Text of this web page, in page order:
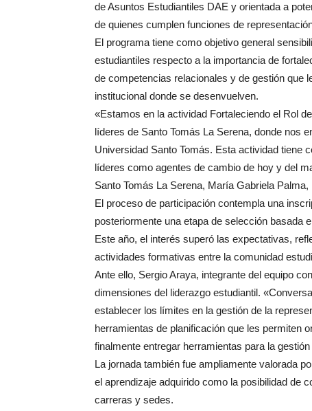
de Asuntos Estudiantiles DAE y orientada a
de quienes cumplen funciones de
El programa tiene como objetivo general
estudiantiles respecto a la importancia de
de competencias relacionales y de gestión que
institucional donde se desenvuelven.
«Estamos en la actividad Fortaleciendo el Rol
líderes de Santo Tomás La Serena, donde nos
Universidad Santo Tomás. Esta actividad tiene
líderes como agentes de cambio de hoy y del
Santo Tomás La Serena, María Gabriela Palma,
El proceso de participación contempla una
posteriormente una etapa de selección basada
Este año, el interés superó las expectativas,
actividades formativas entre la comunidad
Ante ello, Sergio Araya, integrante del equipo
dimensiones del liderazgo estudiantil.
establecer los límites en la gestión de la
herramientas de planificación que les permiten
finalmente entregar herramientas para la
La jornada también fue ampliamente valorada
el aprendizaje adquirido como la posibilidad de
carreras y sedes.